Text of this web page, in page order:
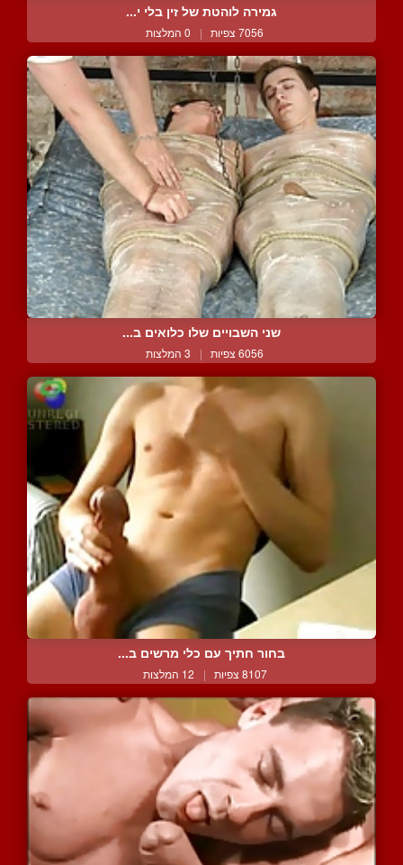
גמירה לוהטת של זין בלי י...
7056 צפיות | 0 המלצות
שני השבויים שלו כלואים ב...
6056 צפיות | 3 המלצות
בחור חתיך עם כלי מרשים ב...
8107 צפיות | 12 המלצות